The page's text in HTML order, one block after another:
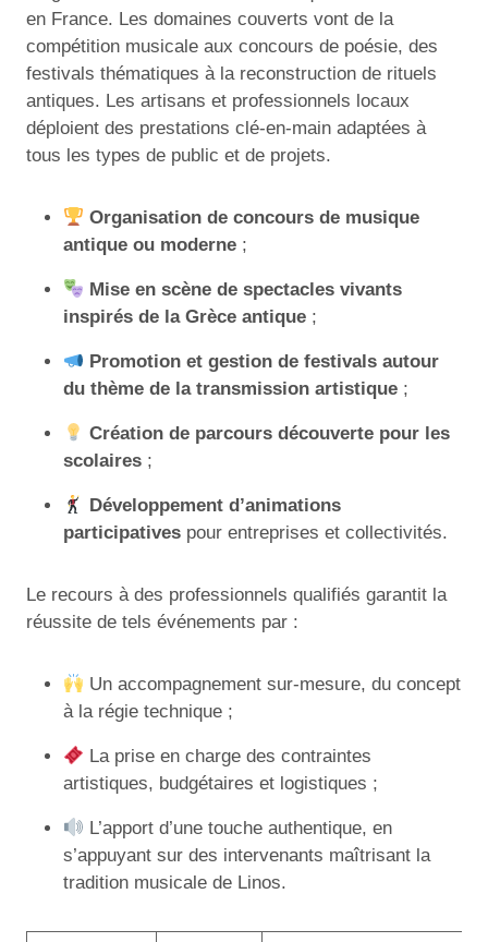
en France. Les domaines couverts vont de la
compétition musicale aux concours de poésie, des
festivals thématiques à la reconstruction de rituels
antiques. Les artisans et professionnels locaux
déploient des prestations clé-en-main adaptées à
tous les types de public et de projets.
Organisation de concours de musique
antique ou moderne ;
Mise en scène de spectacles vivants
inspirés de la Grèce antique ;
Promotion et gestion de festivals autour
du thème de la transmission artistique ;
Création de parcours découverte pour les
scolaires ;
Développement d’animations
participatives pour entreprises et collectivités.
Le recours à des professionnels qualifiés garantit la
réussite de tels événements par :
Un accompagnement sur-mesure, du concept
à la régie technique ;
La prise en charge des contraintes
artistiques, budgétaires et logistiques ;
L’apport d’une touche authentique, en
s’appuyant sur des intervenants maîtrisant la
tradition musicale de Linos.